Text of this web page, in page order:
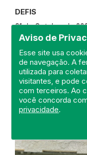
Aviso de
Esse site usa
de navegação. A
utilizada para
visitantes, e pode
com terceiros. Ao
você concorda
privacidade.
DEFIS
31 de October de
REGIÃO
ATO MÉDICO